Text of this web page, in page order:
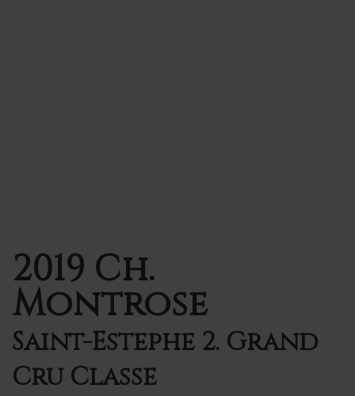
2019 Ch.
Montrose
Saint-Estephe 2. Grand
Cru Classe